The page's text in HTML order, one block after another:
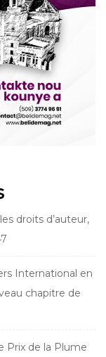
droits d’auteur,
International en
chapitre de
Prix de la Plume